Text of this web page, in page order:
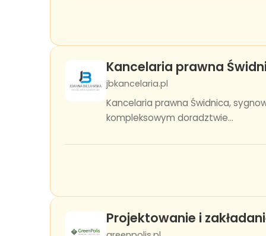
Kancelaria prawna
jbkancelaria.pl
Kancelaria prawna Świdnica,
kompleksowym doradztwie...
Projektowanie i